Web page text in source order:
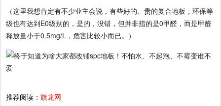
（这里我想肯定有不少业主会说，有些好的、贵的复合地板，环保等
级也有达到E0级别的，是的，没错，但并非指的是0甲醛，而是甲醛
释放量小于0.5mg/L，危害比较小而已。）
推荐阅读：旗龙网